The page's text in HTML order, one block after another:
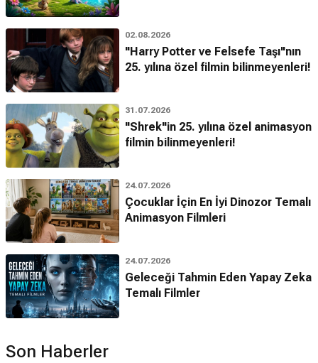
02.08.2026
"Harry Potter ve Felsefe Taşı"nın
25. yılına özel filmin bilinmeyenleri!
31.07.2026
"Shrek"in 25. yılına özel animasyon
filmin bilinmeyenleri!
24.07.2026
Çocuklar İçin En İyi Dinozor Temalı
Animasyon Filmleri
24.07.2026
Geleceği Tahmin Eden Yapay Zeka
Temalı Filmler
Son Haberler